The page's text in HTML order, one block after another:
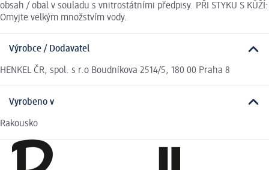
obsah / obal v souladu s vnitrostátními předpisy. PŘI STYKU S KŮŽÍ:
Omyjte velkým množstvím vody.
Výrobce / Dodavatel
HENKEL ČR, spol. s r.o Boudníkova 2514/5, 180 00 Praha 8
Vyrobeno v
Rakousko